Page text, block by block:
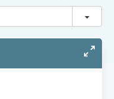
切換